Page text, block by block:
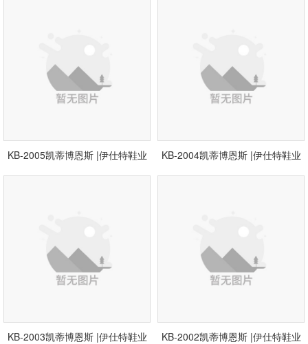
KB-2005凯蒂博恩斯 |伊仕特鞋业 KB-2004凯蒂博恩斯 |伊仕特鞋业
KB-2003凯蒂博恩斯 |伊仕特鞋业 KB-2002凯蒂博恩斯 |伊仕特鞋业